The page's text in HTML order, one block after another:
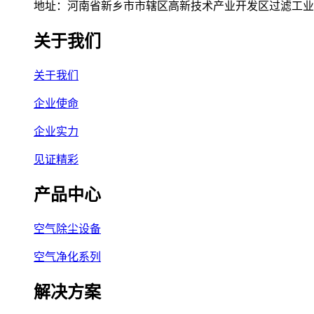
地址：河南省新乡市市辖区高新技术产业开发区过滤工
关于我们
关于我们
企业使命
企业实力
见证精彩
产品中心
空气除尘设备
空气净化系列
解决方案